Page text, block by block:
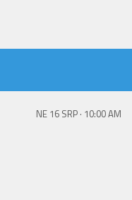
NE 16 SRP · 10:00 AM